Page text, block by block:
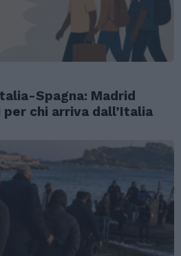
Spagna: Madrid
chi arriva dall’Italia